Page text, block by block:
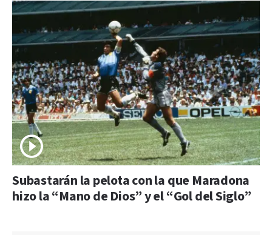
Subastarán la pelota con la que Maradona
hizo la “Mano de Dios” y el “Gol del Siglo”